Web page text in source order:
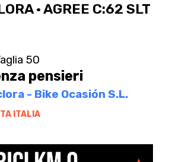
· AGREE C:62 SLT
50
pensieri
- Bike Ocasión S.L.
ITALIA